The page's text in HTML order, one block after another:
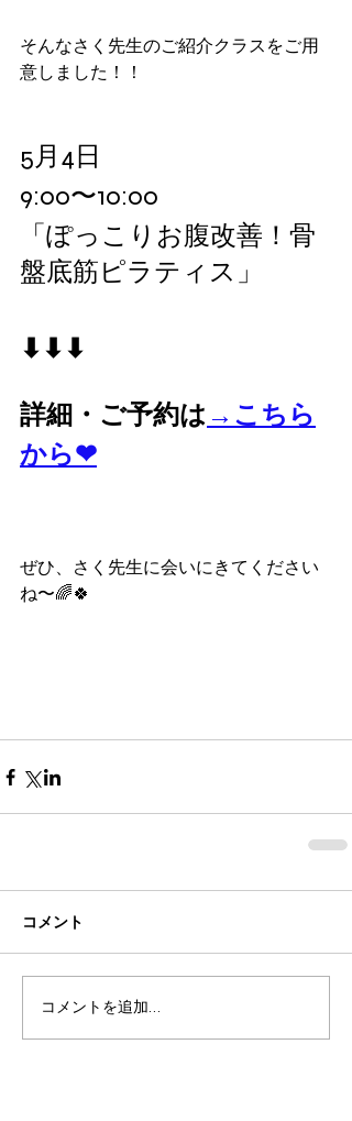
そんなさく先生のご紹介クラスをご用
意しました！！
5月4日
9:00〜10:00
「ぽっこりお腹改善！骨
盤底筋ピラティス」
⬇︎⬇︎⬇︎
詳細・ご予約は →こちら
から❤︎
ぜひ、さく先生に会いにきてください
ね〜🌈🍀
コメント
コメントを追加…